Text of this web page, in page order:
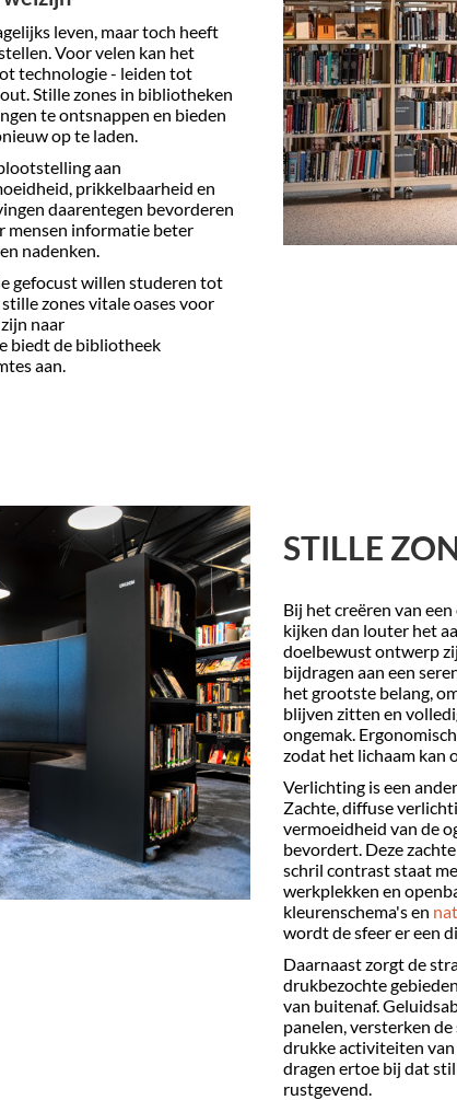
leven, maar toch heeft
Voor velen kan het
technologie - leiden tot
Stille zones in bibliotheken
te ontsnappen en bieden
op te laden.
aan
prikkelbaarheid en
daarentegen bevorderen
mensen informatie beter
nadenken.
gefocust willen studeren tot
zones vitale oases voor
naar
biedt de bibliotheek
aan.
STILLE
Bij het creëren van
kijken dan louter het
doelbewust ontwerp
bijdragen aan een
het grootste belang,
blijven zitten en
ongemak.
zodat het lichaam kan
Verlichting is een
Zachte, diffuse
vermoeidheid van de
bevordert. Deze
schril contrast staat
werkplekken en
kleurenschema's en
wordt de sfeer er een
Daarnaast zorgt de
drukbezochte
van buitenaf.
panelen, versterken
drukke activiteiten
dragen ertoe bij dat
rustgevend.